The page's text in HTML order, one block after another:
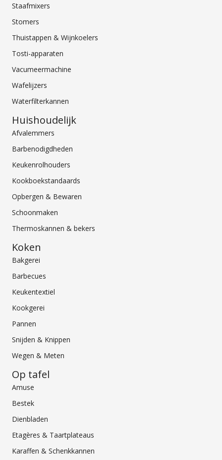
Staafmixers
Stomers
Thuistappen & Wijnkoelers
Tosti-apparaten
Vacumeermachine
Wafelijzers
Waterfilterkannen
Huishoudelijk
Afvalemmers
Barbenodigdheden
Keukenrolhouders
Kookboekstandaards
Opbergen & Bewaren
Schoonmaken
Thermoskannen & bekers
Koken
Bakgerei
Barbecues
Keukentextiel
Kookgerei
Pannen
Snijden & Knippen
Wegen & Meten
Op tafel
Amuse
Bestek
Dienbladen
Etagères & Taartplateaus
Karaffen & Schenkkannen